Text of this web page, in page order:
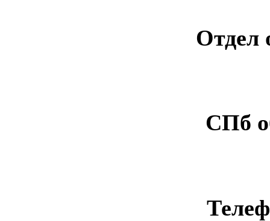
Отдел
СПб